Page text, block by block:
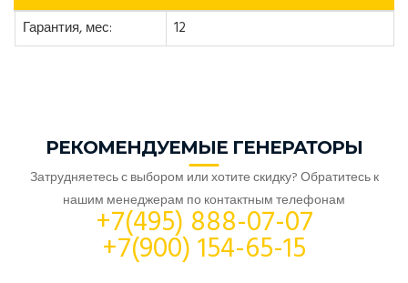
Гарантия, мес: 12
РЕКОМЕНДУЕМЫЕ ГЕНЕРАТОРЫ
Затрудняетесь с выбором или хотите скидку? Обратитесь к
нашим менеджерам по контактным телефонам
+7(495) 888-07-07
+7(900) 154-65-15